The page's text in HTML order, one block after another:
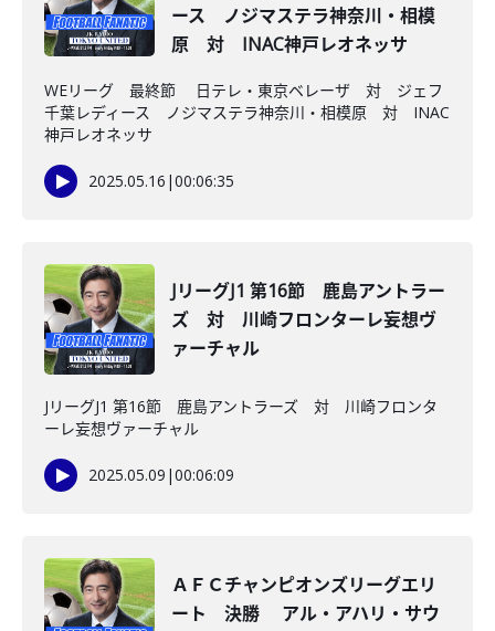
ース ノジマステラ神奈川・相模
原 対 INAC神戸レオネッサ
WEリーグ 最終節 日テレ・東京ベレーザ 対 ジェフ
千葉レディース ノジマステラ神奈川・相模原 対 INAC
神戸レオネッサ
2025.05.16 |00:06:35
JリーグJ1 第16節 鹿島アントラー
ズ 対 川崎フロンターレ妄想ヴ
ァーチャル
JリーグJ1 第16節 鹿島アントラーズ 対 川崎フロンタ
ーレ妄想ヴァーチャル
2025.05.09 |00:06:09
ＡＦＣチャンピオンズリーグエリ
ート 決勝 アル・アハリ・サウ